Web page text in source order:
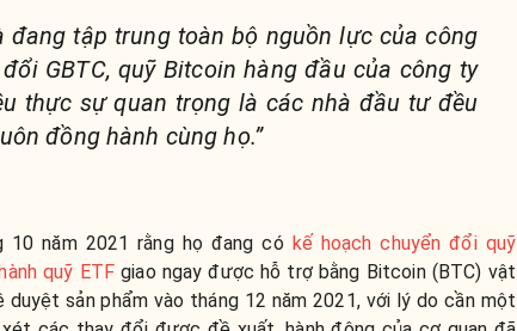
đang tập trung toàn bộ nguồn lực của công
GBTC, quỹ Bitcoin hàng đầu của công ty
thực sự quan trọng là các nhà đầu tư đều
đồng hành cùng họ.”
10 năm 2021 rằng họ đang có kế hoạch chuyển đổi quỹ
quỹ ETF giao ngay được hỗ trợ bằng Bitcoin (BTC) vật
duyệt sản phẩm vào tháng 12 năm 2021, với lý do cần một